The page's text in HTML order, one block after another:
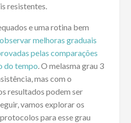
resistentes.
e uma rotina bem
melhoras graduais
pelas comparações
do tempo. O melasma grau 3
mas com o
resultados podem ser
vamos explorar os
para esse grau